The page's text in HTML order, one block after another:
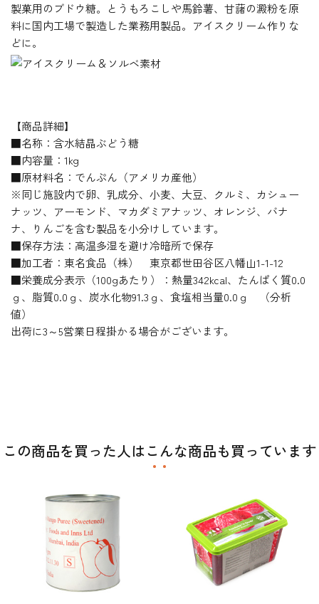
製菓用のブドウ糖。とうもろこしや馬鈴薯、甘藷の澱粉を原
料に国内工場で製造した業務用製品。アイスクリーム作りな
どに。
【商品詳細】
■名称：含水結晶ぶどう糖
■内容量：1kg
■原材料名：でんぷん（アメリカ産他）
※同じ施設内で卵、乳成分、小麦、大豆、クルミ、カシュー
ナッツ、アーモンド、マカダミアナッツ、オレンジ、バナ
ナ、りんごを含む製品を小分けしています。
■保存方法：高温多湿を避け冷暗所で保存
■加工者：東名食品（株） 東京都世田谷区八幡山1-1-12
■栄養成分表示（100gあたり）：熱量342kcal、たんぱく質0.0
ｇ、脂質0.0ｇ、炭水化物91.3ｇ、食塩相当量0.0ｇ （分析
値）
出荷に3～5営業日程掛かる場合がございます。
この商品を買った人はこんな商品も買っています